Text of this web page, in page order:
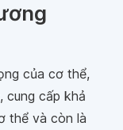
của cơ thể,
cung cấp khả
thể và còn là